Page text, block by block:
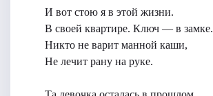
И вот стою я в этой жизни.
В своей квартире. Ключ — в замке.
Никто не варит манной каши,
Не лечит рану на руке.